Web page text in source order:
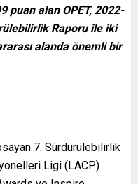
puan alan OPET, 2022-
Raporu ile iki
alanda önemli bir
7. Sürdürülebilirlik
Ligi (LACP)